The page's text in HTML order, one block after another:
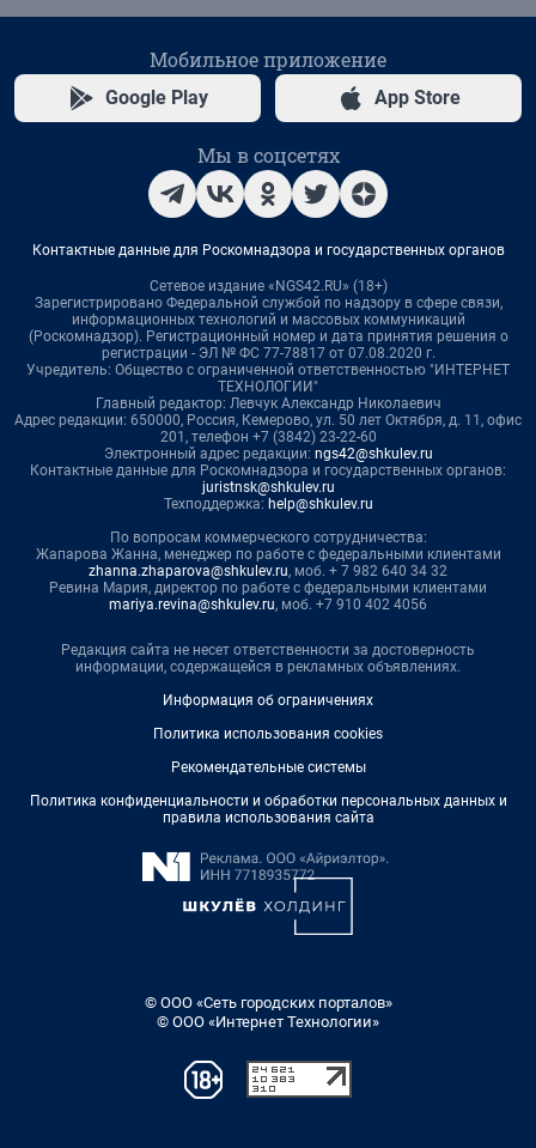
Мобильное приложение
Google Play App Store
Мы в соцсетях
Контактные данные для Роскомнадзора и государственных органов
Сетевое издание «NGS42.RU» (18+)
Зарегистрировано Федеральной службой по надзору в сфере связи,
информационных технологий и массовых коммуникаций
(Роскомнадзор). Регистрационный номер и дата принятия решения о
регистрации - ЭЛ № ФС 77-78817 от 07.08.2020 г.
Учредитель: Общество с ограниченной ответственностью "ИНТЕРНЕТ
ТЕХНОЛОГИИ"
Главный редактор: Левчук Александр Николаевич
Адрес редакции: 650000, Россия, Кемерово, ул. 50 лет Октября, д. 11, офис
201, телефон +7 (3842) 23-22-60
Электронный адрес редакции: ngs42@shkulev.ru
Контактные данные для Роскомнадзора и государственных органов:
juristnsk@shkulev.ru
Техподдержка: help@shkulev.ru
По вопросам коммерческого сотрудничества:
Жапарова Жанна, менеджер по работе с федеральными клиентами
zhanna.zhaparova@shkulev.ru, моб. + 7 982 640 34 32
Ревина Мария, директор по работе с федеральными клиентами
mariya.revina@shkulev.ru, моб. +7 910 402 4056
Редакция сайта не несет ответственности за достоверность
информации, содержащейся в рекламных объявлениях.
Информация об ограничениях
Политика использования cookies
Рекомендательные системы
Политика конфиденциальности и обработки персональных данных и
правила использования сайта
© ООО «Сеть городских порталов»
© ООО «Интернет Технологии»